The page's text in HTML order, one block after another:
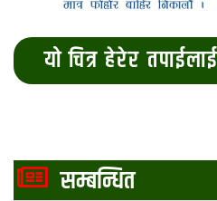
यो चित्र हेरेर
सम्बन्धित